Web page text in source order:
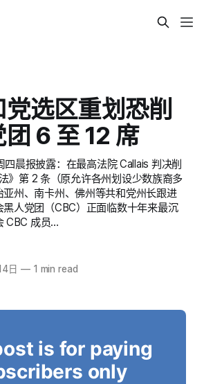
选区重划恐削
6 至 12 席
晨报披露：在最高法院 Callais 判决削
》第 2 条（原允许各州划设少数族裔多
州、南卡州、佛州等共和党州长跟进
人党团（CBC）正面临数十年来最沉
CBC 成员…
日 —1 min read
is for paying
only